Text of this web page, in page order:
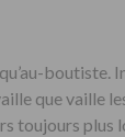
boutiste.
que vaille
toujours plus